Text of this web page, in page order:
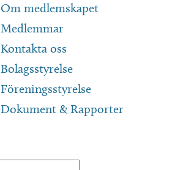
Om medlemskapet
Medlemmar
Kontakta oss
Bolagsstyrelse
Föreningsstyrelse
Dokument & Rapporter